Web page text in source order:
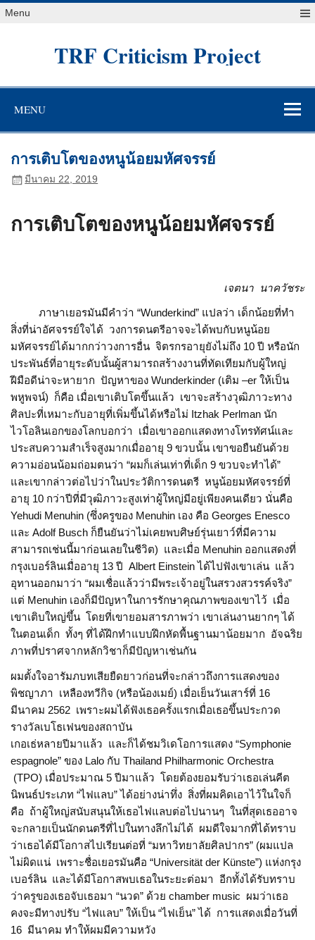
Skip
toMenu
TRF Criticism Project
MENU
การเติบโตของหนูน้อยมหัศจรรย์
มีนาคม 22, 2019
การเติบโตของหนูน้อยมหัศจรรย์
เจตนา นาควัชระ
ภาษาเยอรมันมีคำว่า “Wunderkind” แปลว่า เด็กน้อยที่ทำ
สิ่งที่น่าอัศจรรย์ใจได้ วงการดนตรีอาจจะได้พบกับหนูน้อย
มหัศจรรย์ได้มากกว่าวงการอื่น จิตรกรอายุยังไม่ถึง 10 ปี หรือนัก
ประพันธ์ที่อายุระดับนั้นผู้สามารถสร้างงานที่ทัดเทียมกับผู้ใหญ่
ฝีมือดีน่าจะหายาก ปัญหาของ Wunderkinder (เติม –er ให้เป็น
พหูพจน์) ก็คือ เมื่อเขาเติบโตขึ้นแล้ว เขาจะสร้างวุฒิภาวะทาง
ศิลปะที่เหมาะกับอายุที่เพิ่มขึ้นได้หรือไม่ Itzhak Perlman นัก
ไวโอลินเอกของโลกบอกว่า เมื่อเขาออกแสดงทางโทรทัศน์และ
ประสบความสำเร็จสูงมากเมื่ออายุ 9 ขวบนั้น เขาขอยืนยันด้วย
ความอ่อนน้อมถ่อมตนว่า “ผมก็เล่นเท่าที่เด็ก 9 ขวบจะทำได้”
และเขากล่าวต่อไปว่าในประวัติการดนตรี หนูน้อยมหัศจรรย์ที่
อายุ 10 กว่าปีที่มีวุฒิภาวะสูงเท่าผู้ใหญ่มีอยู่เพียงคนเดียว นั่นคือ
Yehudi Menuhin (ซึ่งครูของ Menuhin เอง คือ Georges Enesco
และ Adolf Busch ก็ยืนยันว่าไม่เคยพบศิษย์รุ่นเยาว์ที่มีความ
สามารถเช่นนี้มาก่อนเลยในชีวิต) และเมื่อ Menuhin ออกแสดงที่
กรุงเบอร์ลินเมื่ออายุ 13 ปี Albert Einstein ได้ไปฟังเขาเล่น แล้ว
อุทานออกมาว่า “ผมเชื่อแล้วว่ามีพระเจ้าอยู่ในสรวงสวรรค์จริง”
แต่ Menuhin เองก็มีปัญหาในการรักษาคุณภาพของเขาไว้ เมื่อ
เขาเติบใหญ่ขึ้น โดยที่เขายอมสารภาพว่า เขาเล่นงานยากๆ ได้
ในตอนเด็ก ทั้งๆ ที่ได้ฝึกทำแบบฝึกหัดพื้นฐานมาน้อยมาก อัจฉริย
ภาพที่ปราศจากหลักวิชาก็มีปัญหาเช่นกัน
ผมตั้งใจอารัมภบทเสียยืดยาวก่อนที่จะกล่าวถึงการแสดงของ
พิชญาภา เหลืองทวีกิจ (หรือน้องเมย์) เมื่อเย็นวันเสาร์ที่ 16
มีนาคม 2562 เพราะผมได้ฟังเธอครั้งแรกเมื่อเธอขึ้นประกวด
รางวัลเบโธเฟนของสถาบัน
เกอเธ่หลายปีมาแล้ว และก็ได้ชมวิเดโอการแสดง “Symphonie
espagnole” ของ Lalo กับ Thailand Philharmonic Orchestra
(TPO) เมื่อประมาณ 5 ปีมาแล้ว โดยต้องยอมรับว่าเธอเล่นคีต
นิพนธ์ประเภท “ไฟแลบ” ได้อย่างน่าทึ่ง สิ่งที่ผมคิดเอาไว้ในใจก็
คือ ถ้าผู้ใหญ่สนับสนุนให้เธอไฟแลบต่อไปนานๆ ในที่สุดเธออาจ
จะกลายเป็นนักดนตรีที่ไปในทางลึกไม่ได้ ผมดีใจมากที่ได้ทราบ
ว่าเธอได้มีโอกาสไปเรียนต่อที่ “มหาวิทยาลัยศิลปากร” (ผมแปล
ไม่ผิดแน่ เพราะชื่อเยอรมันคือ “Universität der Künste”) แห่งกรุง
เบอร์ลิน และได้มีโอกาสพบเธอในระยะต่อมา อีกทั้งได้รับทราบ
ว่าครูของเธอจับเธอมา “นวด” ด้วย chamber music ผมว่าเธอ
คงจะมีทางปรับ “ไฟแลบ” ให้เป็น “ไฟเย็น” ได้ การแสดงเมื่อวันที่
16 มีนาคม ทำให้ผมมีความหวัง